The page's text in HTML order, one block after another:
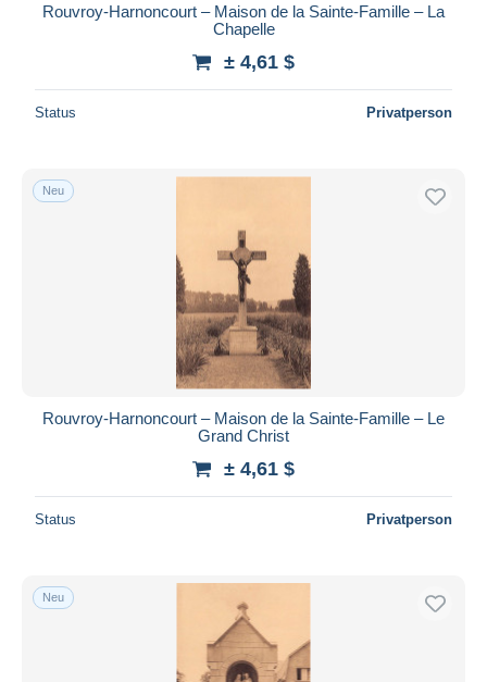
Rouvroy-Harnoncourt – Maison de la Sainte-Famille – La
Chapelle
± 4,61 $
Status Privatperson
Neu
Rouvroy-Harnoncourt – Maison de la Sainte-Famille – Le
Grand Christ
± 4,61 $
Status Privatperson
Neu